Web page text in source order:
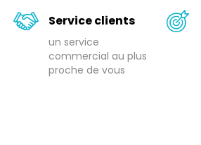
Service clients
un service
commercial au plus
proche de vous